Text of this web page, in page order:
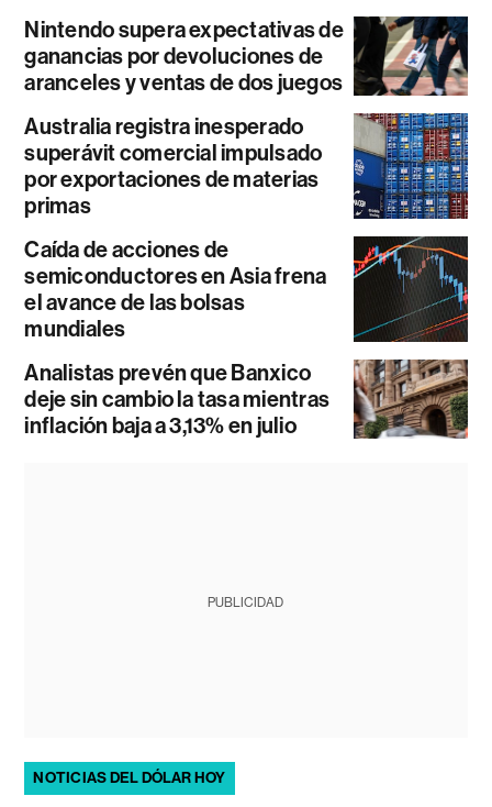
Nintendo supera expectativas de
ganancias por devoluciones de
aranceles y ventas de dos juegos
Australia registra inesperado
superávit comercial impulsado
por exportaciones de materias
primas
Caída de acciones de
semiconductores en Asia frena
el avance de las bolsas
mundiales
Analistas prevén que Banxico
deje sin cambio la tasa mientras
inflación baja a 3,13% en julio
PUBLICIDAD
NOTICIAS DEL DÓLAR HOY